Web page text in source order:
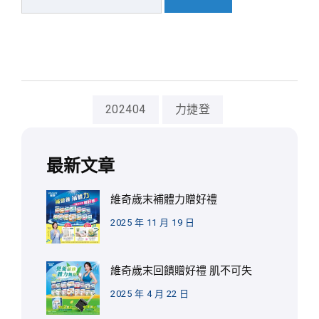
202404 力捷登
最新文章
維奇歲末補體力贈好禮
2025 年 11 月 19 日
維奇歲末回饋贈好禮 肌不可失
2025 年 4 月 22 日